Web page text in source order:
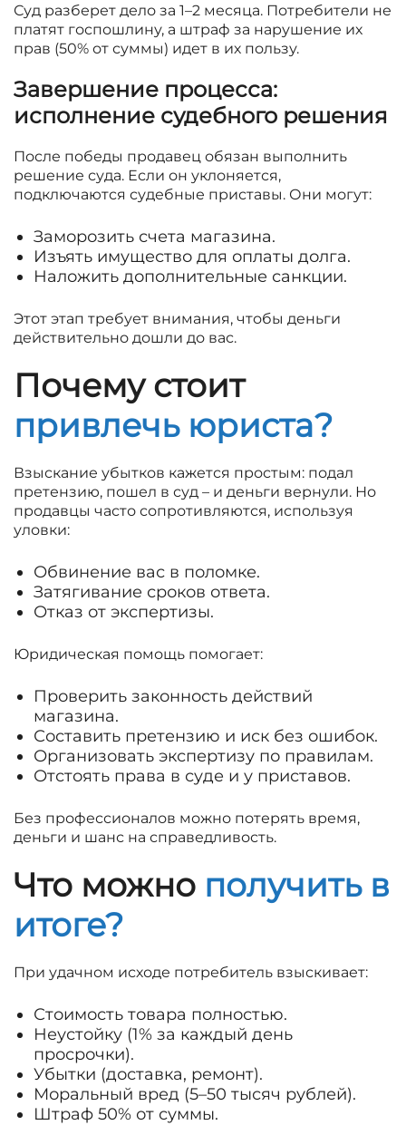
Суд разберет дело за 1–2 месяца. Потребители не
платят госпошлину, а штраф за нарушение их
прав (50% от суммы) идет в их пользу.
Завершение процесса:
исполнение судебного решения
После победы продавец обязан выполнить
решение суда. Если он уклоняется,
подключаются судебные приставы. Они могут:
Заморозить счета магазина.
Изъять имущество для оплаты долга.
Наложить дополнительные санкции.
Этот этап требует внимания, чтобы деньги
действительно дошли до вас.
Почему стоит
привлечь юриста?
Взыскание убытков кажется простым: подал
претензию, пошел в суд – и деньги вернули. Но
продавцы часто сопротивляются, используя
уловки:
Обвинение вас в поломке.
Затягивание сроков ответа.
Отказ от экспертизы.
Юридическая помощь помогает:
Проверить законность действий
магазина.
Составить претензию и иск без ошибок.
Организовать экспертизу по правилам.
Отстоять права в суде и у приставов.
Без профессионалов можно потерять время,
деньги и шанс на справедливость.
Что можно получить в
итоге?
При удачном исходе потребитель взыскивает:
Стоимость товара полностью.
Неустойку (1% за каждый день
просрочки).
Убытки (доставка, ремонт).
Моральный вред (5–50 тысяч рублей).
Штраф 50% от суммы.